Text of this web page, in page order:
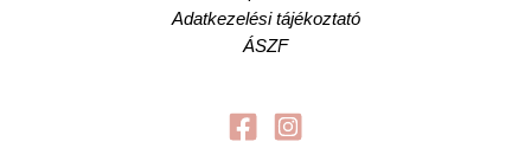
Adatkezelési tájékoztató
ÁSZF